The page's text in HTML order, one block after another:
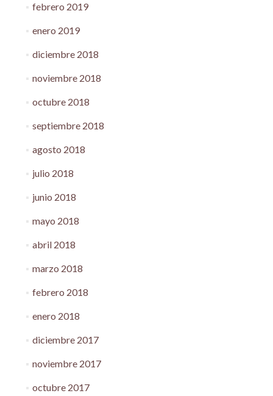
febrero 2019
enero 2019
diciembre 2018
noviembre 2018
octubre 2018
septiembre 2018
agosto 2018
julio 2018
junio 2018
mayo 2018
abril 2018
marzo 2018
febrero 2018
enero 2018
diciembre 2017
noviembre 2017
octubre 2017